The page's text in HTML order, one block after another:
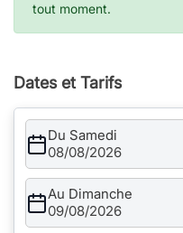
tout moment.
Dates et Tarifs
Du Samedi
08/08/2026
Au Dimanche
09/08/2026